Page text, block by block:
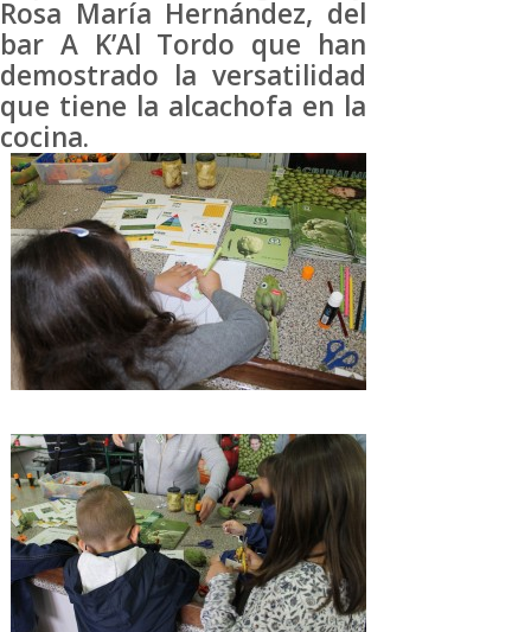
Rosa María Hernández, del
bar A K’Al Tordo que han
demostrado la versatilidad
que tiene la alcachofa en la
cocina.